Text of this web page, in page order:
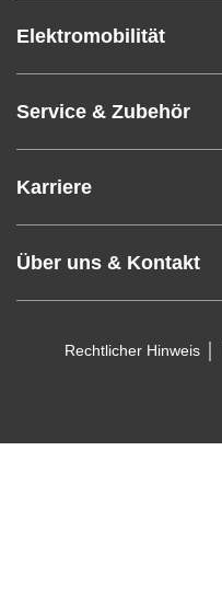
Elektromobilität
Service & Zubehör
Karriere
Über uns & Kontakt
Rechtlicher Hinweis